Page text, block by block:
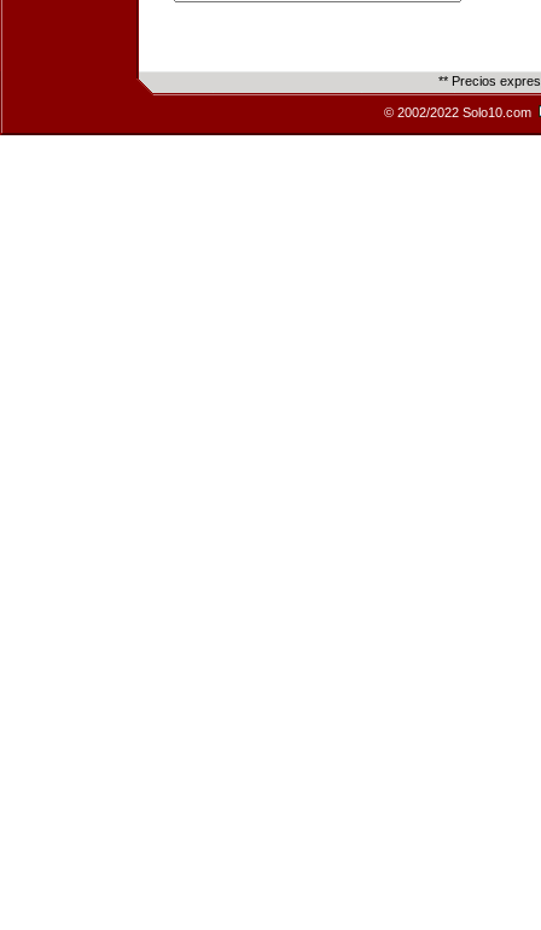
** Precios
© 2002/2022 Solo10.com